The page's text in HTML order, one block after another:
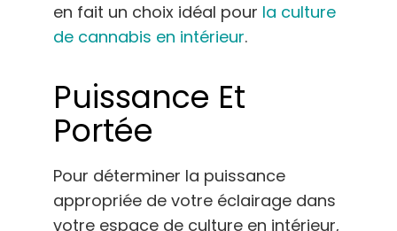
en fait un choix idéal pour la culture
de cannabis en intérieur.
Puissance Et
Portée
Pour déterminer la puissance
appropriée de votre éclairage dans
votre espace de culture en intérieur,